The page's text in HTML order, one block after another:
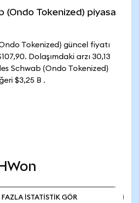
(Ondo Tokenized) piyasa
Tokenized) güncel fiyatı
Dolaşımdaki arzı 30,13
Schwab (Ondo Tokenized)
$3,25 B .
FAZLA İSTATİSTİK GÖR